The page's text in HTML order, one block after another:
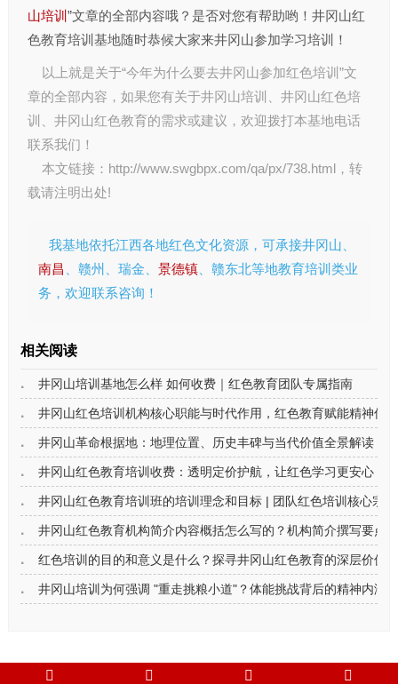
山培训 ”文章的全部内容哦？是否对您有帮助哟！井冈山红
色教育培训基地随时恭候大家来井冈山参加学习培训！
以上就是关于“今年为什么要去井冈山参加红色培训”文
章的全部内容，如果您有关于井冈山培训
井冈山红色培
训
井冈山红色教育的需求或建议，欢迎拨打本基地电话
联系我们！
本文链接： http://www.swgbpx.com/qa/px/738.html，转
载请注明出处!
我基地依托江西各地红色文化资源，可承接井冈山、
南昌
、赣州、瑞金、 景德镇、赣东北等地教育培训类业
务，欢迎联系咨询！
相关阅读
井冈山培训基地怎么样 如何收费｜红色教育团队专属指南
井冈山红色培训机构核心职能与时代作用，红色教育赋能精神传承
井冈山革命根据地：地理位置、历史丰碑与当代价值全景解读
井冈山红色教育培训收费：透明定价护航，让红色学习更安心
井冈山红色教育培训班的培训理念和目标 | 团队红色培训核心宗
井冈山红色教育机构简介内容概括怎么写的？机构简介撰写要点
红色培训的目的和意义是什么？探寻井冈山红色教育的深层价值
井冈山培训为何强调 "重走挑粮小道"？体能挑战背后的精神内涵